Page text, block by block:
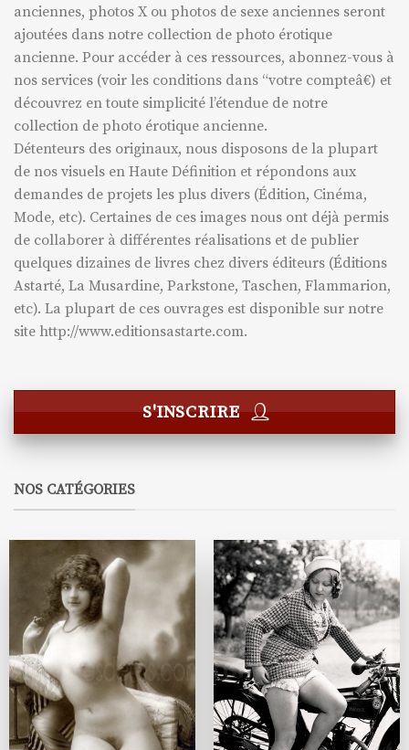
anciennes, photos X ou photos de sexe anciennes seront
ajoutées dans notre collection de photo érotique
ancienne. Pour accéder à ces ressources, abonnez-vous à
nos services (voir les conditions dans “votre compteâ€) et
découvrez en toute simplicité l’étendue de notre
collection de photo érotique ancienne.
Détenteurs des originaux, nous disposons de la plupart
de nos visuels en Haute Définition et répondons aux
demandes de projets les plus divers (Édition, Cinéma,
Mode, etc). Certaines de ces images nous ont déjà permis
de collaborer à différentes réalisations et de publier
quelques dizaines de livres chez divers éditeurs (Éditions
Astarté, La Musardine, Parkstone, Taschen, Flammarion,
etc). La plupart de ces ouvrages est disponible sur notre
site http://www.editionsastarte.com.
S'INSCRIRE
NOS CATÉGORIES